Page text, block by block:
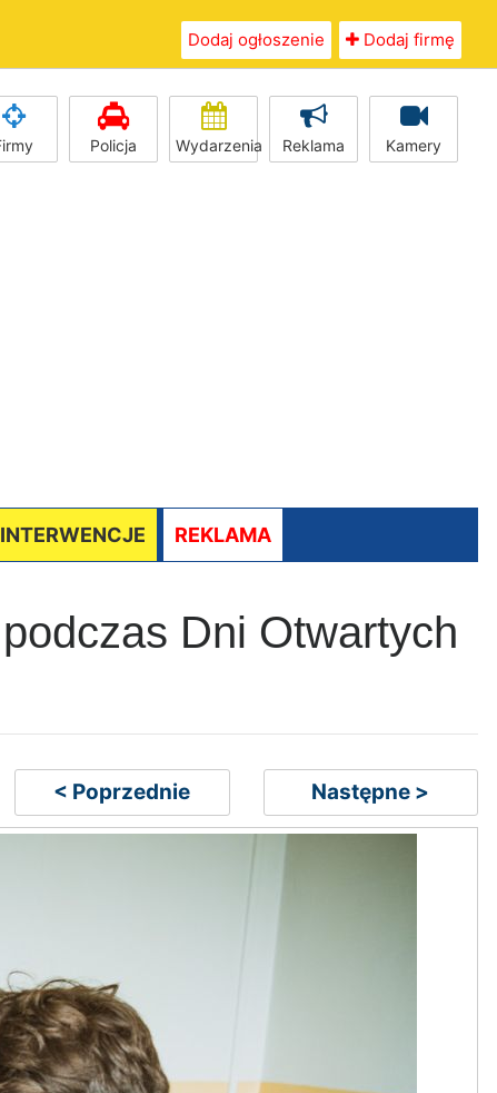
Dodaj ogłoszenie Dodaj firmę
Policja Wydarzenia Reklama Kamery
REKLAMA
Dni Otwartych
< Poprzednie Następne >